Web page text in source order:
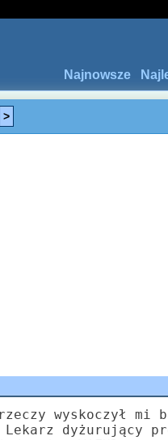
Najnowsze
>
wyskoczył mi
dyżurujący